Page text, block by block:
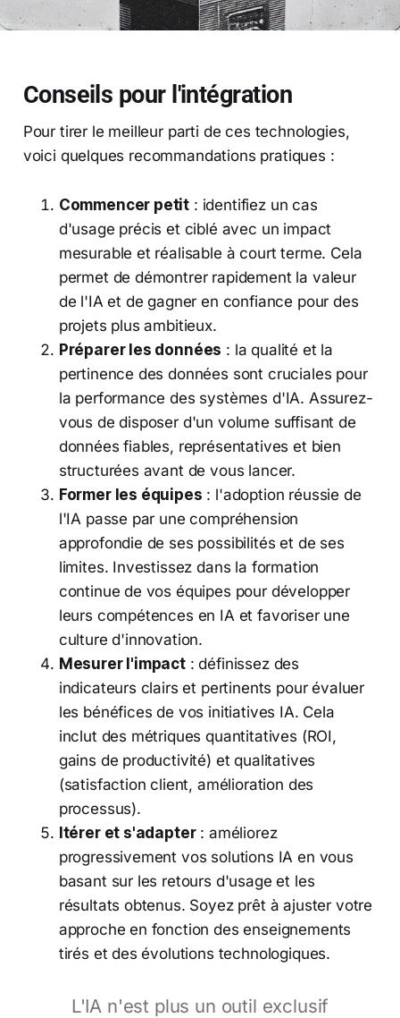
Conseils pour l'intégration
Pour tirer le meilleur parti de ces technologies,
voici quelques recommandations pratiques :
Commencer petit : identifiez un cas
d'usage précis et ciblé avec un impact
mesurable et réalisable à court terme. Cela
permet de démontrer rapidement la valeur
de l'IA et de gagner en confiance pour des
projets plus ambitieux.
Préparer les données : la qualité et la
pertinence des données sont cruciales pour
la performance des systèmes d'IA. Assurez-
vous de disposer d'un volume suffisant de
données fiables, représentatives et bien
structurées avant de vous lancer.
Former les équipes : l'adoption réussie de
l'IA passe par une compréhension
approfondie de ses possibilités et de ses
limites. Investissez dans la formation
continue de vos équipes pour développer
leurs compétences en IA et favoriser une
culture d'innovation.
Mesurer l'impact: définissez des
indicateurs clairs et pertinents pour évaluer
les bénéfices de vos initiatives IA. Cela
inclut des métriques quantitatives (ROI,
gains de productivité) et qualitatives
(satisfaction client, amélioration des
processus).
Itérer et s'adapter: améliorez
progressivement vos solutions IA en vous
basant sur les retours d'usage et les
résultats obtenus. Soyez prêt à ajuster votre
approche en fonction des enseignements
tirés et des évolutions technologiques.
L'IA n'est plus un outil exclusif